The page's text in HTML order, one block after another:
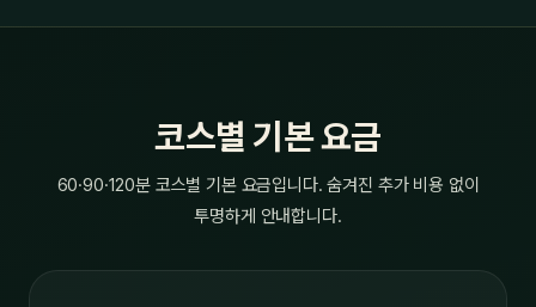
코스별 기본 요금
60·90·120분 코스별 기본 요금입니다. 숨겨진 추가 비용 없이
투명하게 안내합니다.